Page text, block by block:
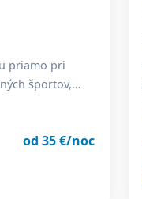
priamo pri
športov,…
od 35 €/noc